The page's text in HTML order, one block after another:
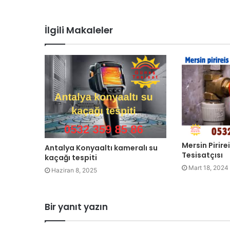
s
i
İlgili Makaleler
Antalya Konyaaltı kameralı su
kaçağı tespiti
Haziran 8, 2025
Mersin
Tesisatçısı
Mart 18, 2024
Bir yanıt yazın